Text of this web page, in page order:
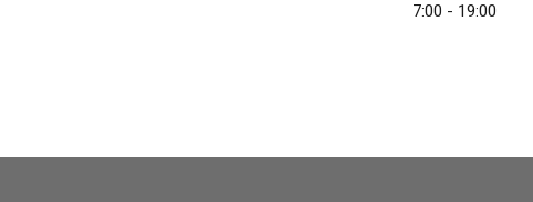
7:00 - 19:00